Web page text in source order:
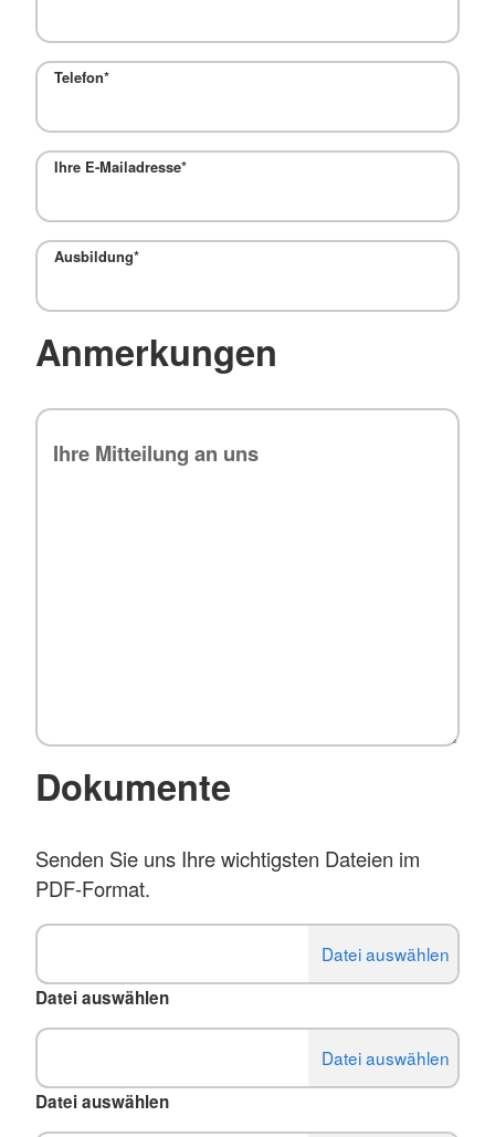
Telefon*
Ihre E-Mailadresse*
Ausbildung*
Anmerkungen
Dokumente
Senden Sie uns Ihre wichtigsten Dateien im
PDF-Format.
Datei auswählen
Datei auswählen